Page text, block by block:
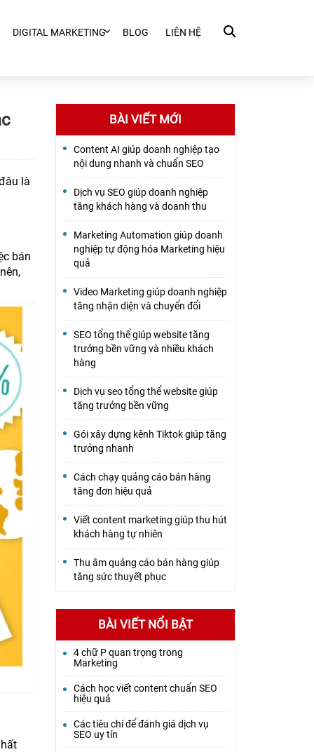
DIGITAL MARKETING BLOG LIÊN HỆ
là
bán
BÀI VIẾT MỚI
Content AI giúp doanh nghiệp tạo
nội dung nhanh và chuẩn SEO
Dịch vụ SEO giúp doanh nghiệp
tăng khách hàng và doanh thu
Marketing Automation giúp doanh
nghiệp tự động hóa Marketing hiệu
quả
Video Marketing giúp doanh nghiệp
tăng nhận diện và chuyển đổi
SEO tổng thể giúp website tăng
trưởng bền vững và nhiều khách
hàng
Dịch vụ seo tổng thể website giúp
tăng trưởng bền vững
Gói xây dựng kênh Tiktok giúp tăng
trưởng nhanh
Cách chạy quảng cáo bán hàng
tăng đơn hiệu quả
Viết content marketing giúp thu hút
khách hàng tự nhiên
Thu âm quảng cáo bán hàng giúp
tăng sức thuyết phục
BÀI VIẾT NỔI BẬT
4 chữ P quan trọng trong
Marketing
Cách học viết content chuẩn SEO
hiệu quả
Các tiêu chí để đánh giá dịch vụ
SEO uy tín